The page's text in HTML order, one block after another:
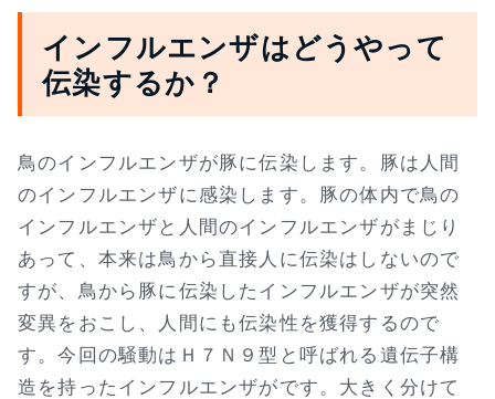
インフルエンザはどうやって
伝染するか？
鳥のインフルエンザが豚に伝染します。豚は人間
のインフルエンザに感染します。豚の体内で鳥の
インフルエンザと人間のインフルエンザがまじり
あって、本来は鳥から直接人に伝染はしないので
すが、鳥から豚に伝染したインフルエンザが突然
変異をおこし、人間にも伝染性を獲得するので
す。今回の騒動はＨ７Ｎ９型と呼ばれる遺伝子構
造を持ったインフルエンザがです。大きく分けて